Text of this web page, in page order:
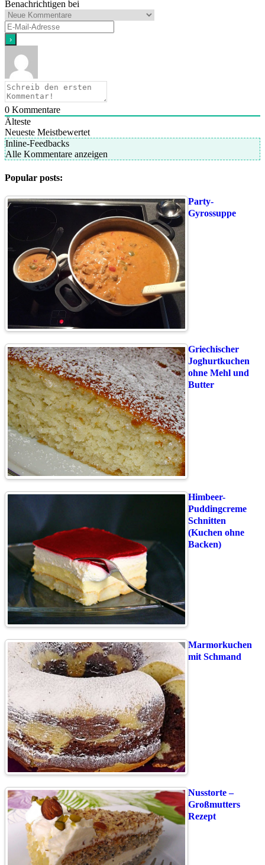
Benachrichtigen bei
0 Kommentare
Älteste
Neueste Meistbewertet
Inline-Feedbacks
Alle Kommentare anzeigen
Popular posts:
Party-
Gyrossuppe
Griechischer
Joghurtkuchen
ohne Mehl und
Butter
Himbeer-
Puddingcreme
Schnitten
(Kuchen ohne
Backen)
Marmorkuchen
mit Schmand
Nusstorte –
Großmutters
Rezept